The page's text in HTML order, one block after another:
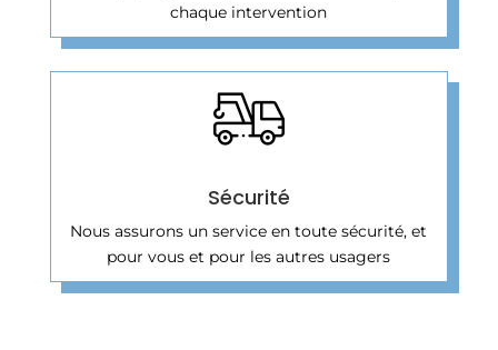
chaque intervention
Sécurité
Nous assurons un service en toute sécurité, et
pour vous et pour les autres usagers